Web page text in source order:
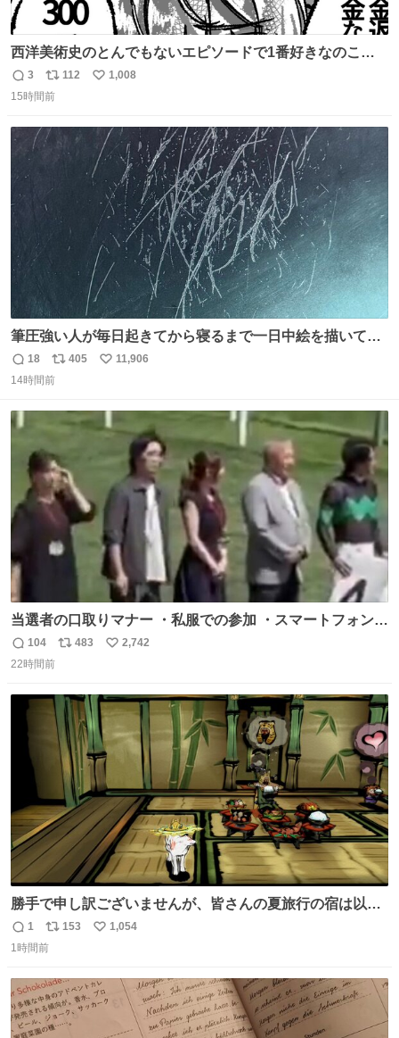
西洋美術史のとんでもないエピソードで1番好きなのこれ
モネのエピソード大体面白い #絵がみの美術史創作
返
信
3
リ
ポ
ト
112
い
1,008
15時間前
筆圧強い人が毎日起きてから寝るまで一日中絵を描いてる
とこうなる。 異常事態です。
返
信
18
リ
ポ
ト
405
い
数
11,906
14時間前
当選者の口取りマナー ・私服での参加 ・スマートフォンで
の撮影 ・調教師へ自分から握手を求める行為 ・シャツをズ
ボンにインしていない服装 ・ボディーバッグの着用 私も口
ほしい #DMMバヌーシ
返
信
104
リ
ト
数
483
い
数
2,742
22時間前
勝手で申し訳ございませんが、皆さんの夏旅行の宿は以下
のルールで決めさせてもらいます！ ←この投稿が1万いい
返
信
1
リ
ポ
ト
数
153
い
数
1,054
1時間前